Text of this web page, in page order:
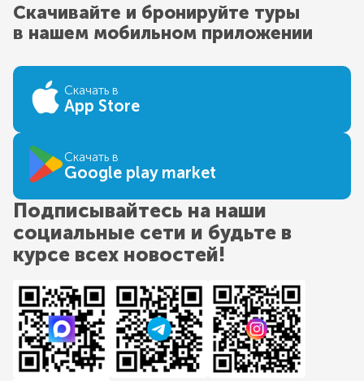
Скачивайте и бронируйте туры
в нашем мобильном приложении
Скачать в
App Store
Скачать в
Google play market
Подписывайтесь на наши
социальные сети и будьте в
курсе всех новостей!